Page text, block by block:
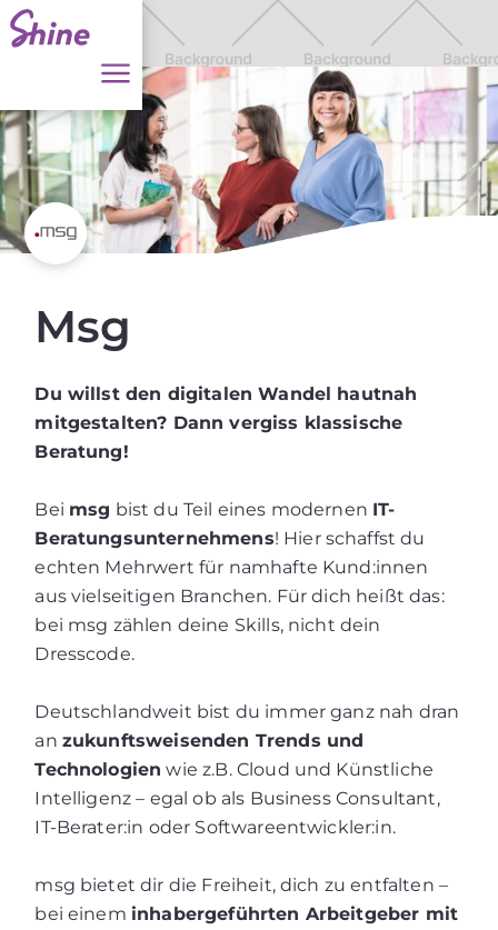
Msg
Du willst den digitalen Wandel hautnah
mitgestalten? Dann vergiss klassische
Beratung!
Bei msg bist du Teil eines modernen IT-
Beratungsunternehmens! Hier schaffst du
echten Mehrwert für namhafte Kund:innen
aus vielseitigen Branchen. Für dich heißt das:
bei msg zählen deine Skills, nicht dein
Dresscode.
Deutschlandweit bist du immer ganz nah dran
an zukunftsweisenden Trends und
Technologien wie z.B. Cloud und Künstliche
Intelligenz – egal ob als Business Consultant,
IT-Berater:in oder Softwareentwickler:in.
msg bietet dir die Freiheit, dich zu entfalten –
bei einem inhabergeführten Arbeitgeber mit